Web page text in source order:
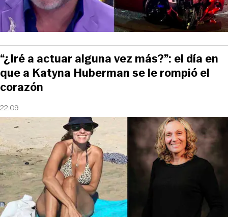
22:09
“¿Iré a actuar alguna vez más?”: el día en
que a Katyna Huberman se le rompió el
corazón